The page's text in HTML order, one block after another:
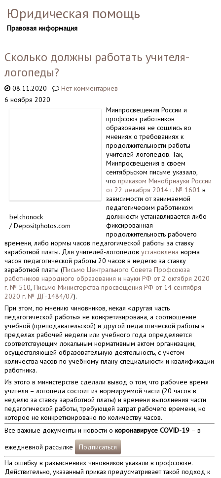
Юридическая помощь
Правовая информация
Сколько должны работать учителя-
логопеды?
08.11.2020
Нет комментариев
6 ноября 2020
belchonock
/ Depositphotos.com
Минпросвещения России и
профсоюз работников
образования не сошлись во
мнениях о требованиях к
продолжительности работы
учителей-логопедов. Так,
Минпросвещения в своем
сентябрьском письме указало,
что приказом Минобрнауки России
от 22 декабря 2014 г. № 1601 в
зависимости от занимаемой
педагогическим работником
должности устанавливается либо
фиксированная
продолжительность рабочего
времени, либо нормы часов педагогической работы за ставку
заработной платы. Для учителей-логопедов установлена норма
часов педагогической работы 20 часов в неделю за ставку
заработной платы (Письмо Центрального Совета Профсоюза
работников народного образования и науки РФ от 2 октября 2020
г. № 510, Письмо Министерства просвещения РФ от 14 сентября
2020 г. № ДГ-1484/07).
При этом, по мнению чиновников, некая «другая часть
педагогической работы» не конкретизирована, а соотношение
учебной (преподавательской) и другой педагогической работы в
пределах рабочей недели или учебного года определяется
соответствующим локальным нормативным актом организации,
осуществляющей образовательную деятельность, с учетом
количества часов по учебному плану специальности и квалификации
работника.
Из этого в министерстве сделали вывод о том, что рабочее время
учителя – логопеда состоит из нормируемой части (20 часов в
неделю за ставку заработной платы) и времени выполнения части
педагогической работы, требующей затрат рабочего времени, но
которое не конкретизировано по количеству часов.
Все важные документы и новости о коронавирусе COVID-19– в
ежедневной рассылке
Подписаться
На ошибку в разъяснениях чиновников указали в профсоюзе.
Действительно, указанный приказ предусматривает такой подход к